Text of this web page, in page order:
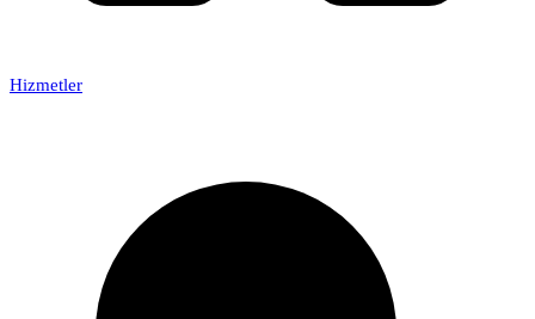
Hizmetler